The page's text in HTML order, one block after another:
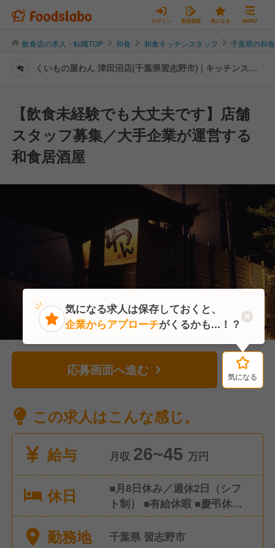
ログイン 新規登録 気になる MENU
飲食店の求人・転職TOP 和食 和食キッチンスタッフ 千葉県の和
くいもの屋わん 津田沼店(千葉県習志野市) | キッチンスタ
【飲食未経験でも大丈夫です】店舗
スタッフ募集／大手企業が運営する
和食居酒屋
応募画面へ進む 気になる
この求人はこんな感じ。
給与
月収 26~45 万円
休日
■月8日休み／週休2日（シフ
ト制） ■有給休暇 ■慶弔休暇
■産前産後休暇 ■育児休暇 ■そ
の他 特別休暇など
勤務地 千葉県 習志野市
気になる
気になる求人は保存しておくと、
企業からアプローチがくるかも...！？